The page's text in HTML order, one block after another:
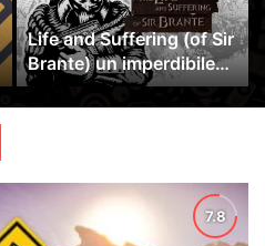
Life and Suffering (of Sir
Brante) un imperdibile
video-libro game